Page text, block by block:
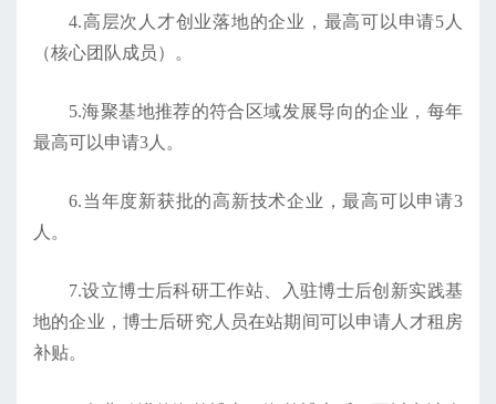
4.高层次人才创业落地的企业，最高可以申请5人
（核心团队成员）。
5.海聚基地推荐的符合区域发展导向的企业，每年
最高可以申请3人。
6.当年度新获批的高新技术企业，最高可以申请3
人。
7.设立博士后科研工作站、入驻博士后创新实践基
地的企业，博士后研究人员在站期间可以申请人才租房
补贴。